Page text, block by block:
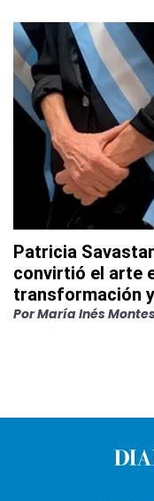
Patricia
convirtió el arte
transformación
PorMaría Inés